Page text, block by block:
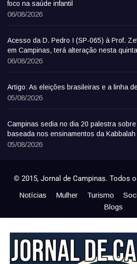
foco na saúde infantil
06/08/2026
Acesso da D. Pedro I (SP-065) à Prof.
em Campinas, terá alteração nesta
06/08/2026
Artigo: As eleições brasileiras e a linha
05/08/2026
Campinas sedia no dia 20 palestra
baseada nos ensinamentos da Kabbalah
05/08/2026
© 2015, Jornal de Campinas. Todos
Notícias Mulher Turismo
Blogs